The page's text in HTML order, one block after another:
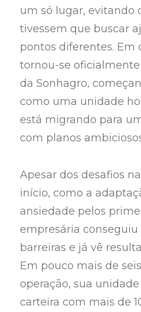
um só lugar, evitando
tivessem que buscar
pontos diferentes. Em
tornou-se
da Sonhagro,
como uma unidade
está migrando para
com planos
Apesar dos desafios
início, como a
ansiedade pelos
empresária conseguiu
barreiras e já vê
Em pouco mais de
operação, sua
carteira com mais de